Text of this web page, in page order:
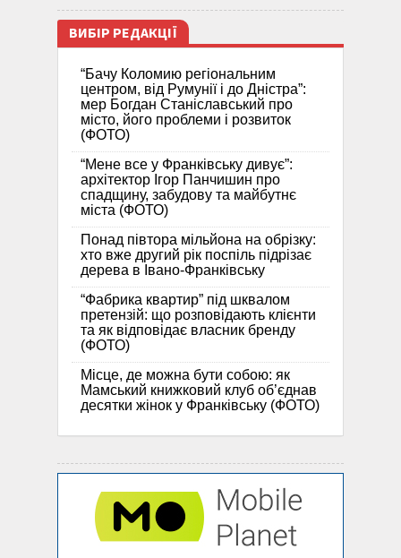
ВИБІР РЕДАКЦІЇ
“Бачу Коломию регіональним
центром, від Румунії і до Дністра”:
мер Богдан Станіславський про
місто, його проблеми і розвиток
(ФОТО)
“Мене все у Франківську дивує”:
архітектор Ігор Панчишин про
спадщину, забудову та майбутнє
міста (ФОТО)
Понад півтора мільйона на обрізку:
хто вже другий рік поспіль підрізає
дерева в Івано-Франківську
“Фабрика квартир” під шквалом
претензій: що розповідають клієнти
та як відповідає власник бренду
(ФОТО)
Місце, де можна бути собою: як
Мамський книжковий клуб об’єднав
десятки жінок у Франківську (ФОТО)